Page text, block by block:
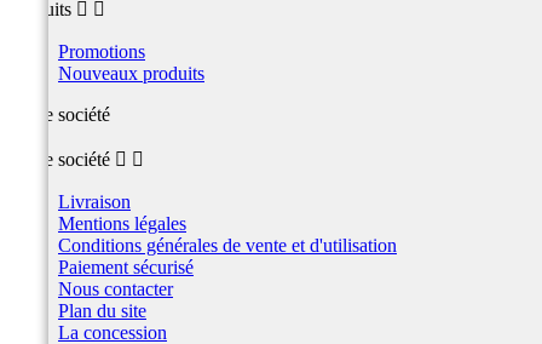
produits  
Promotions
Nouveaux produits
Notre société
Notre société  
Livraison
Mentions légales
Conditions générales de vente et d'utilisation
Paiement sécurisé
Nous contacter
Plan du site
La concession